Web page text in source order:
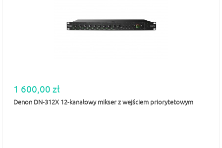
1 600,00 zł
Denon DN-312X 12-kanałowy mikser z wejściem priorytetowym